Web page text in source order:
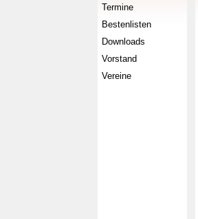
Termine
Bestenlisten
Downloads
Vorstand
Vereine